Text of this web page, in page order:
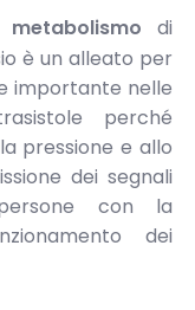
metabolismo di
è un alleato per
importante nelle
perché
pressione e allo
dei segnali
con la
dei